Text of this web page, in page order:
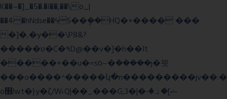
K��~�]_�5�.�I��,��\o_|
��4�hNdse��ϟS��ܷ��HQ�+���� ���
�]�,�y��\P8&?
�����ʋ�C�۹D@��v�]�h��It
�����+��u�=sο~�ܿ�����j�믯
���o����^�����կ�n���������jv��:�
o׫lwt�}y�ζ/W˫Q|��_���G,3�|�ޝ]�ۿ.�-